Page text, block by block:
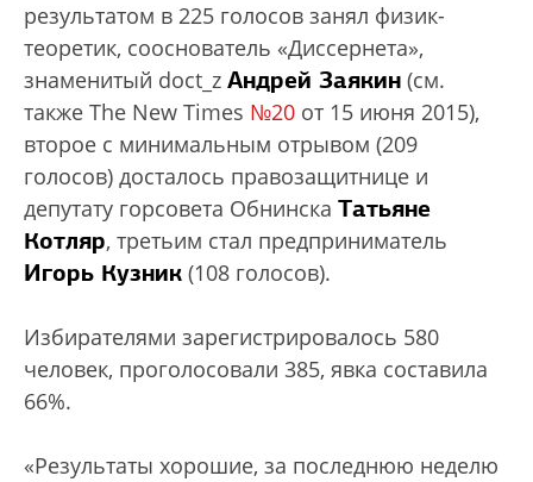
результатом в 225 голосов занял физик-
теоретик, сооснователь «Диссернета»,
знаменитый doct_z Андрей Заякин (см.
также The New Times №20 от 15 июня 2015),
второе с минимальным отрывом (209
голосов) досталось правозащитнице и
депутату горсовета Обнинска Татьяне
Котляр, третьим стал предприниматель
Игорь Кузник (108 голосов).
Избирателями зарегистрировалось 580
человек, проголосовали 385, явка составила
66%.
«Результаты хорошие, за последнюю неделю